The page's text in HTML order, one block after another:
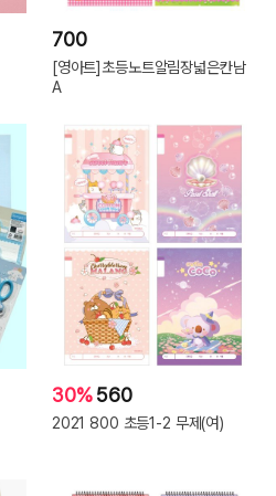
700
[영아트]초등노트알림장넓은칸남
A
30%560
2021 800 초등1-2 무제(여)